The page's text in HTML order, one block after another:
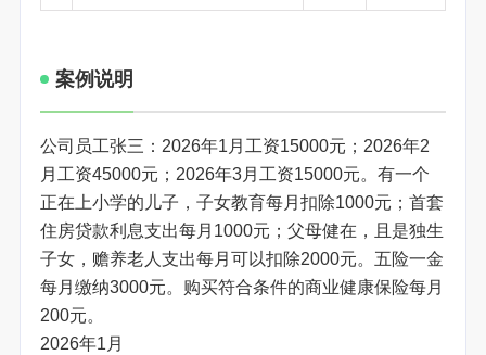
案例说明
公司员工张三：2026年1月工资15000元；2026年2
月工资45000元；2026年3月工资15000元。有一个
正在上小学的儿子，子女教育每月扣除1000元；首套
住房贷款利息支出每月1000元；父母健在，且是独生
子女，赡养老人支出每月可以扣除2000元。五险一金
每月缴纳3000元。购买符合条件的商业健康保险每月
200元。
2026年1月